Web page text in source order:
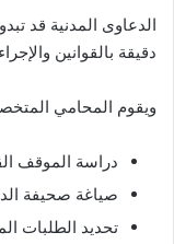
الدعاوى المدنية قد
دقيقة بالقوانين
ويقوم المحامي
دراسة الموقف
صياغة صحيفة
تحديد الطلبات